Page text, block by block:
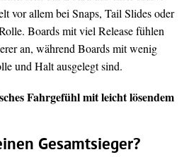
vor allem bei Snaps, Tail Slides oder
Boards mit viel Release fühlen
an, während Boards mit wenig
und Halt ausgelegt sind.
Fahrgefühl mit leicht lösendem
Gesamtsieger?